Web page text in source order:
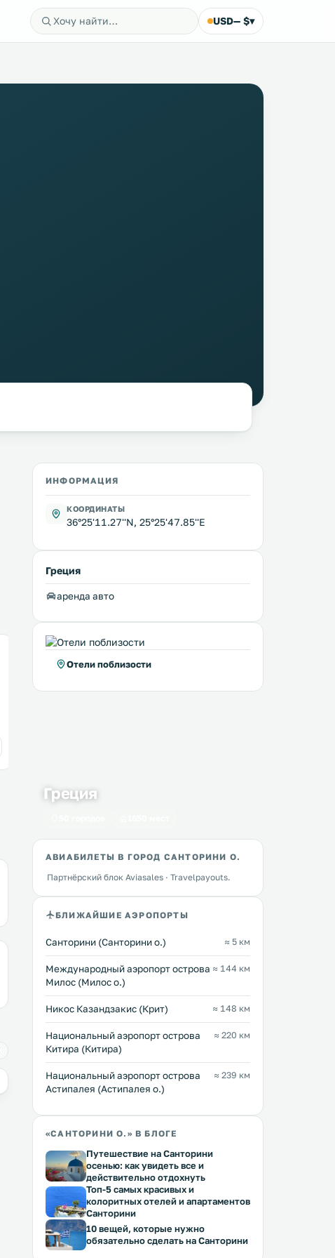
USD— $▾
0 км
Opera Mansion
Featuring an outdoor heated pool
Mansion is a villa with terrace
0 км
Fanari Vista Suites
от Археологического
ИНФОРМАЦИЯ
КООРДИНАТЫ
36°25'11.27''N, 25°25'47.85''E
Греция
аренда авто
Отели поблизости
Греция
АВИАБИЛЕТЫ В ГОРОД САНТОРИНИ О.
Партнёрский блок Aviasales · Travelpayouts.
БЛИЖАЙШИЕ АЭРОПОРТЫ
Санторини (Санторини о.) ≈ 5 км
Междунарoдный аэропорт острова
Милос (Милос о.)
≈ 144 км
Никос Казандзакис (Крит) ≈ 148 км
Национальный аэропорт острова
Китира (Китира)
≈ 220 км
Национальный аэропорт острова
Астипалея (Астипалея о.)
≈ 239 км
«САНТОРИНИ О.» В БЛОГЕ
Путешествие на Санторини
осенью: как увидеть все и
действительно отдохнуть
Топ-5 самых красивых и
колоритных отелей и апартаментов
Санторини
10 вещей, которые нужно
обязательно сделать на Санторини